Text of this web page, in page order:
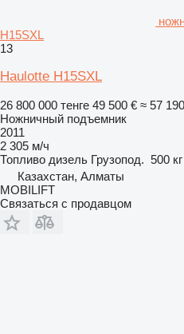
H15SXL
13
Haulotte H15SXL
26 800 000 тенге 49 500 € ≈ 57
Ножничный подъемник
2011
2 305 м/ч
Топливо дизель Грузопод. 500 кг
Казахстан, Алматы
MOBILIFT
Связаться с продавцом